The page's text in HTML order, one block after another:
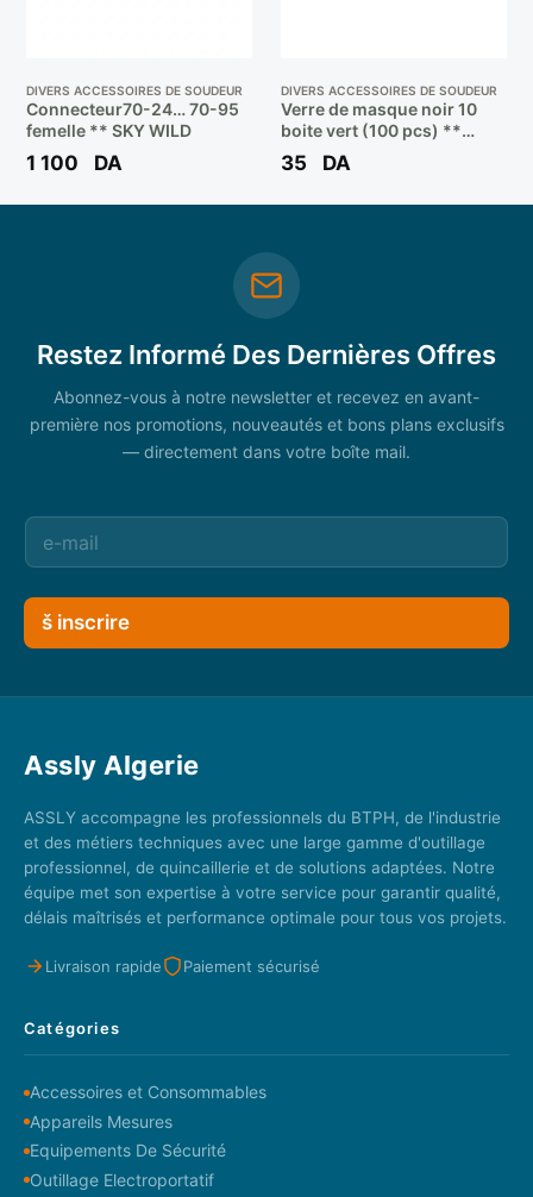
DIVERS ACCESSOIRES DE SOUDEUR
Connecteur70-24… 70-95
femelle ** SKY WILD
1 100 DA
DIVERS ACCESSOIRES DE SOUDEUR
Verre de masque noir 10
boite vert (100 pcs) **
BOOCHNA
35 DA
Restez Informé Des Dernières Offres
Abonnez-vous à notre newsletter et recevez en avant-
première nos promotions, nouveautés et bons plans exclusifs
— directement dans votre boîte mail.
š inscrire
Assly Algerie
ASSLY accompagne les professionnels du BTPH, de l'industrie
et des métiers techniques avec une large gamme d'outillage
professionnel, de quincaillerie et de solutions adaptées. Notre
équipe met son expertise à votre service pour garantir qualité,
délais maîtrisés et performance optimale pour tous vos projets.
Livraison rapide Paiement sécurisé
Catégories
Accessoires et Consommables
Appareils Mesures
Equipements De Sécurité
Outillage Electroportatif